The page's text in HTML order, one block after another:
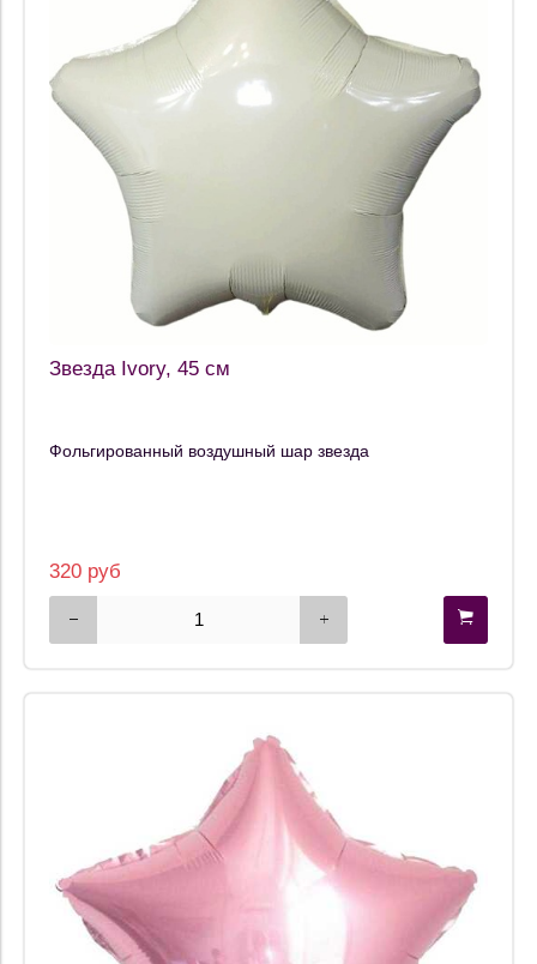
Звезда Ivory, 45 см
Фольгированный воздушный шар звезда
320 руб